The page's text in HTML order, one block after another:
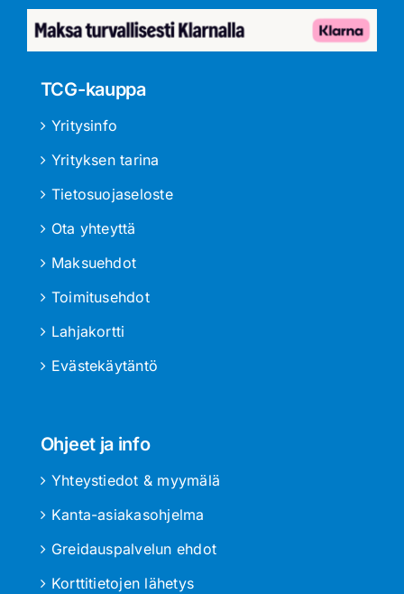
TCG-kauppa
Yritysinfo
Yrityksen tarina
Tietosuojaseloste
Ota yhteyttä
Maksuehdot
Toimitusehdot
Lahjakortti
Evästekäytäntö
Ohjeet ja info
Yhteystiedot & myymälä
Kanta-asiakasohjelma
Greidauspalvelun ehdot
Korttitietojen lähetys